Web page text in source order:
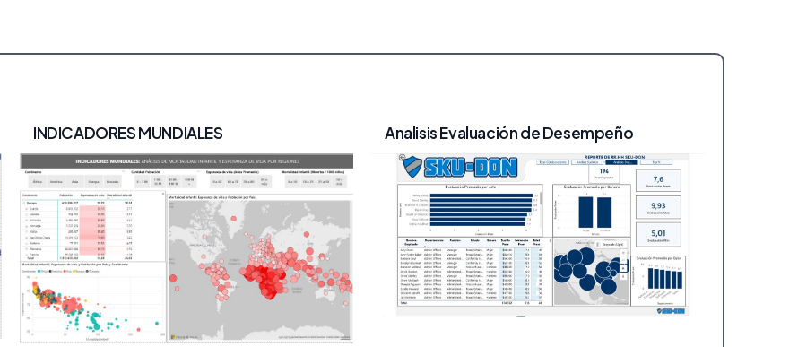
INDICADORES MUNDIALES Analisis Evaluación de Desempeño